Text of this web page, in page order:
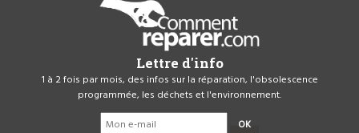
Lettre d'info
1 à 2 fois par mois, des infos sur la réparation, l'obsolescence
programmée, les déchets et l'environnement.
OK